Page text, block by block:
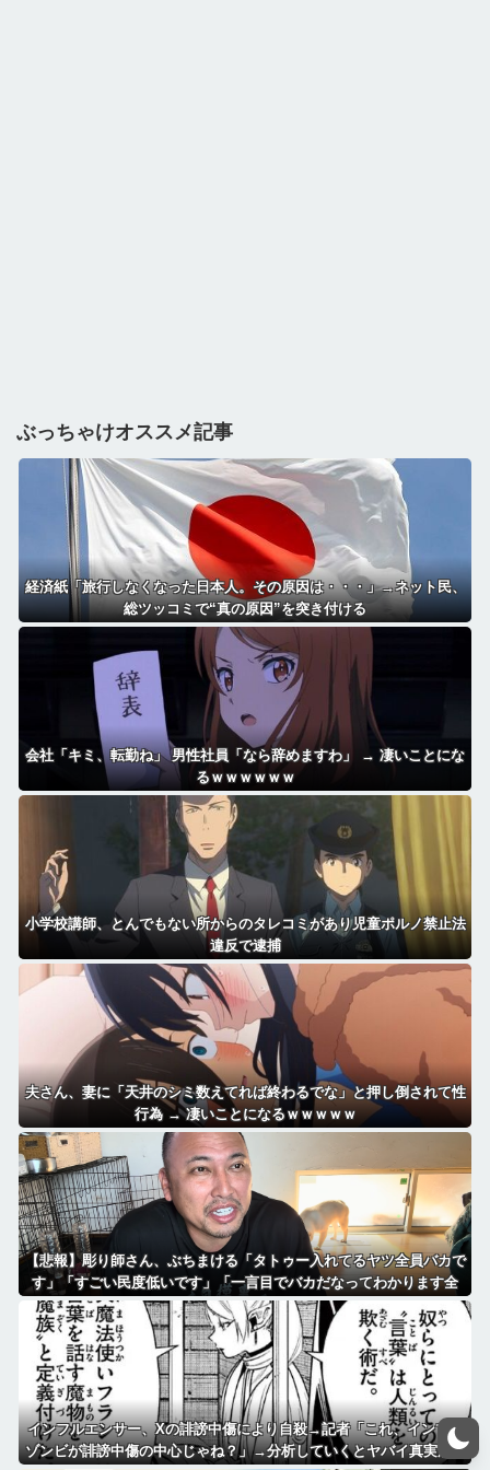
ぶっちゃけオススメ記事
経済紙「旅行しなくなった日本人。その原因は・・・」→ネット民、
総ツッコミで“真の原因”を突き付ける
会社「キミ、転勤ね」 男性社員「なら辞めますわ」 → 凄いことにな
るｗｗｗｗｗｗ
小学校講師、とんでもない所からのタレコミがあり児童ポルノ禁止法
違反で逮捕
夫さん、妻に「天井のシミ数えてれば終わるでな」と押し倒されて性
行為 → 凄いことになるｗｗｗｗｗ
【悲報】彫り師さん、ぶちまける「タトゥー入れてるヤツ全員バカで
す」「すごい民度低いです」「一言目でバカだなってわかります全
員」
インフルエンサー、Xの誹謗中傷により自殺→記者「これ、インプレ
ゾンビが誹謗中傷の中心じゃね？」→分析していくとヤバイ真実が浮